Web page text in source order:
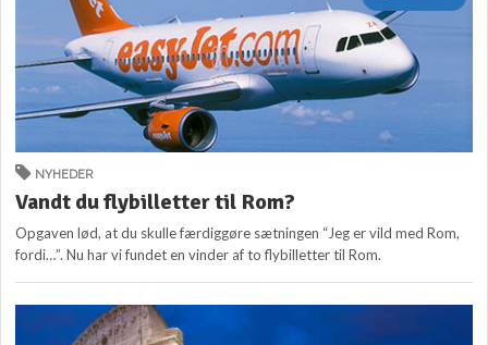
NYHEDER
Vandt du flybilletter til Rom?
Opgaven lød, at du skulle færdiggøre sætningen “Jeg er vild med Rom,
fordi…”. Nu har vi fundet en vinder af to flybilletter til Rom.